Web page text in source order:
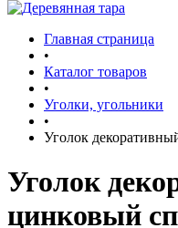
Главная страница
•
Каталог товаров
•
Уголки, угольники
•
Уголок
Уголок
цинковый